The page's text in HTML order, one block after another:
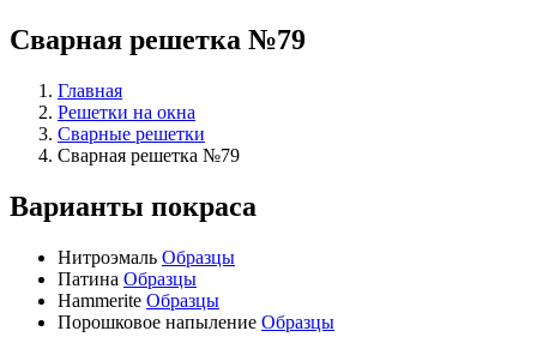
Сварная решетка №79
Главная
Решетки на окна
Сварные решетки
Сварная решетка №79
Варианты покраса
Нитроэмаль Образцы
Патина Образцы
Hammerite Образцы
Порошковое напыление Образцы